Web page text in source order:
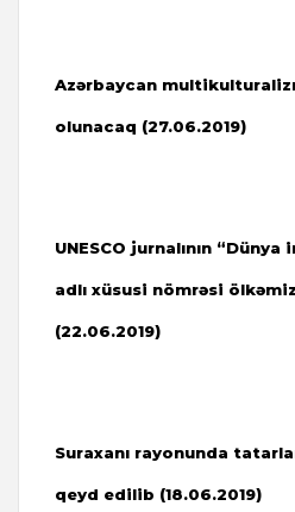
Azərbaycan
olunacaq (27.06.2019)
UNESCO jurnalının
adlı xüsusi nömrəsi
(22.06.2019)
Suraxanı rayonunda
qeyd edilib (18.06.2019)